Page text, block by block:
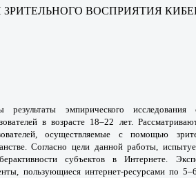
ВОСПРИЯТИЯ
результаты эмпирического
в возрасте 18–22 лет.
осуществляемые с помощью
Согласно цели данной работы,
субъектов в Интернете.
пользующиеся интернет-ресурсами по